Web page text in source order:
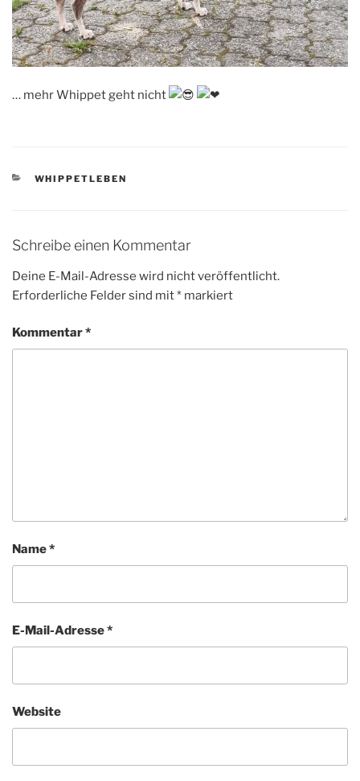
… mehr Whippet geht nicht
KATEGORIEN
WHIPPETLEBEN
Schreibe einen Kommentar
Deine E-Mail-Adresse wird nicht veröffentlicht.
Erforderliche Felder sind mit* markiert
Kommentar*
Name*
E-Mail-Adresse*
Website